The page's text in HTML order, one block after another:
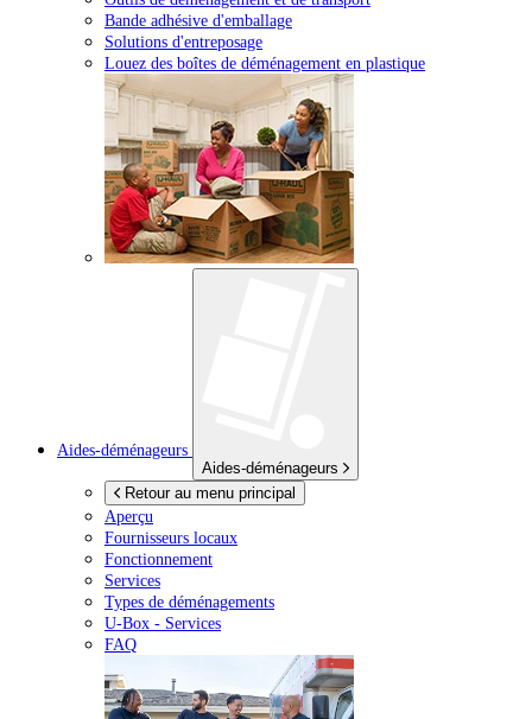
Bande adhésive d'emballage
Solutions d'entreposage
Louez des boîtes de déménagement en plastique
Aides-déménageurs
Aides-déménageurs
Retour au menu principal
Aperçu
Fournisseurs locaux
Fonctionnement
Services
Types de déménagements
U-Box - Services
FAQ